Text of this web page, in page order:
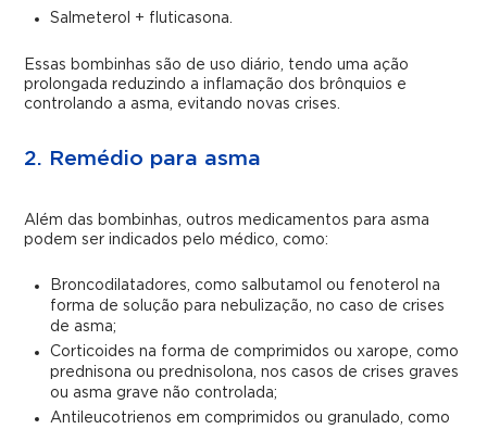
Salmeterol + fluticasona.
Essas bombinhas são de uso diário, tendo uma ação
prolongada reduzindo a inflamação dos brônquios e
controlando a asma, evitando novas crises.
2. Remédio para asma
Além das bombinhas, outros medicamentos para asma
podem ser indicados pelo médico, como:
Broncodilatadores, como salbutamol ou fenoterol na
forma de solução para nebulização, no caso de crises
de asma;
Corticoides na forma de comprimidos ou xarope, como
prednisona ou prednisolona, nos casos de crises graves
ou asma grave não controlada;
Antileucotrienos em comprimidos ou granulado, como